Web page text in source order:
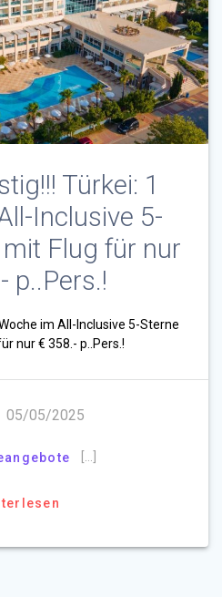
Türkei: 1
Inclusive 5-
Flug für nur
p..Pers.!
im All-Inclusive 5-Sterne
nur € 358.- p..Pers.!
05/05/2025